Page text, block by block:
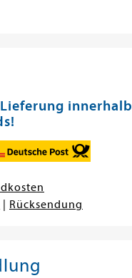
innerhalb
Rücksendung